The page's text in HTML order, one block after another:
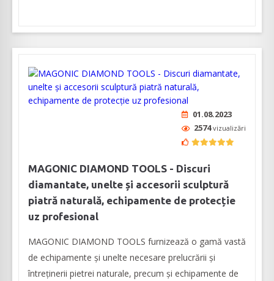
01.08.2023
2574vizualizări
MAGONIC DIAMOND TOOLS - Discuri
diamantate, unelte și accesorii sculptură
piatră naturală, echipamente de protecție
uz profesional
MAGONIC DIAMOND TOOLS furnizează o gamă vastă
de echipamente și unelte necesare prelucrării și
întreținerii pietrei naturale, precum și echipamente de